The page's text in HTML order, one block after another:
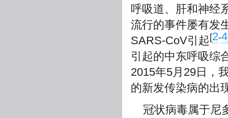
呼吸道、肝和神经
流行的事件屡有发
SARS-CoV引起[2-4
引起的中东呼吸综
2015年5月29日，
的新发传染病的出
冠状病毒属于尼